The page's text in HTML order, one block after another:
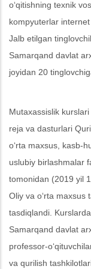
o‘qitishning texnik
kompyuterlar internet
Jalb etilgan
Samarqand davlat
joyidan 20
Mutaxassislik
reja va dasturlari
o‘rta maxsus, kasb-
uslubiy birlashmalar
tomonidan (2019 yil
Oliy va o‘rta maxsus
tasdiqlandi.
Samarqand davlat
professor-
va qurilish